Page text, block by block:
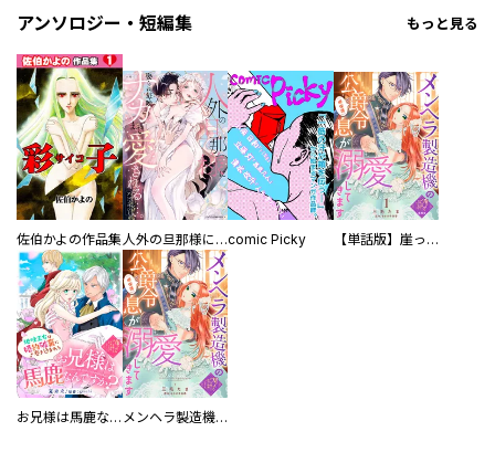
アンソロジー・短編集 もっと見る
佐伯かよの作品集 人外の旦那様に娶られ毎晩ナカまで愛される…。アンソロジーcomic Picky 【単話版】崖っぷち令嬢ですが、意地と策略で幸せになります！シリーズ
お兄様は馬鹿なんですか？～地味王女は婚約破棄に巻き込まれる～ メンヘラ製造機の公爵令息（過保護）が溺愛してきます